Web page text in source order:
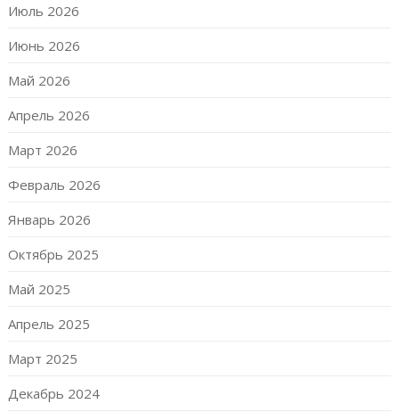
Июль 2026
Июнь 2026
Май 2026
Апрель 2026
Март 2026
Февраль 2026
Январь 2026
Октябрь 2025
Май 2025
Апрель 2025
Март 2025
Декабрь 2024